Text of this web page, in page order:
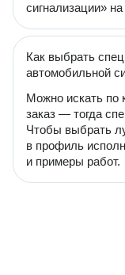
сигнализации»
Как выбрать
автомобильной
Можно искать по
заказ — тогда
Чтобы выбрать
в профиль
и примеры работ.